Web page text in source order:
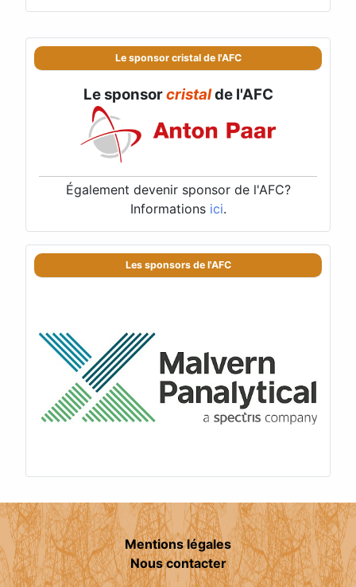
Le sponsor cristal de l'AFC
Le sponsorcristalde l'AFC
Également devenir sponsor de l'AFC?
Informations ici.
Les sponsors de l'AFC
Mentions légales
Nous contacter